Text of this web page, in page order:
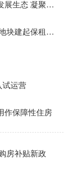
盛阅春调研青年发展型城市建设 营造发展生态 凝聚青春力量 推动青年成长与城市发展相互促进
“三角空地”变“理想生活家”，后湖A10地块建起保租房公寓楼
试运营
作保障性住房
房补贴新政